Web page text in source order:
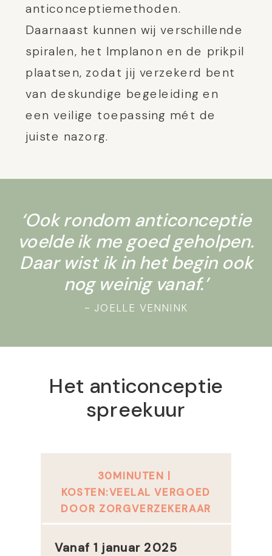
anticonceptiemethoden.
Daarnaast kunnen wij verschillende
spiralen, het Implanon en de prikpil
plaatsen, zodat jij verzekerd bent
van deskundige begeleiding en
een veilige toepassing mét de
juiste nazorg.
‘Ook rondom anticonceptie
voelde ik me goed geholpen.
Daar wist ik in het begin ook
nog weinig vanaf.’
- JOELLE VENNINK
Het anticonceptie
spreekuur
30MINUTEN |
KOSTEN:VEELAL VERGOED
DOOR ZORGVERZEKERAAR
Vanaf 1 januar 2025